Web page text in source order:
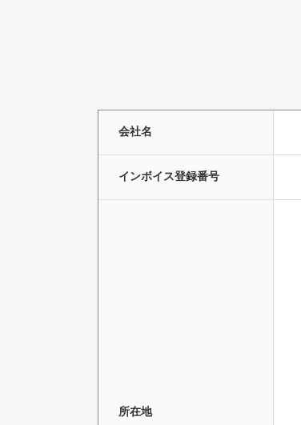
会社名
インボイス登録番号
所在地